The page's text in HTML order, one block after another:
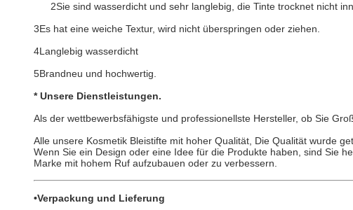
2Sie sind wasserdicht und sehr langlebig, die Tinte trocknet nicht
3Es hat eine weiche Textur, wird nicht überspringen oder ziehen.
4Langlebig wasserdicht
5Brandneu und hochwertig.
* Unsere Dienstleistungen.
Als der wettbewerbsfähigste und professionellste Hersteller, ob Sie
Alle unsere Kosmetik Bleistifte mit hoher Qualität, Die Qualität wurde
Wenn Sie ein Design oder eine Idee für die Produkte haben, sind Sie
Marke mit hohem Ruf aufzubauen oder zu verbessern.
•Verpackung und Lieferung